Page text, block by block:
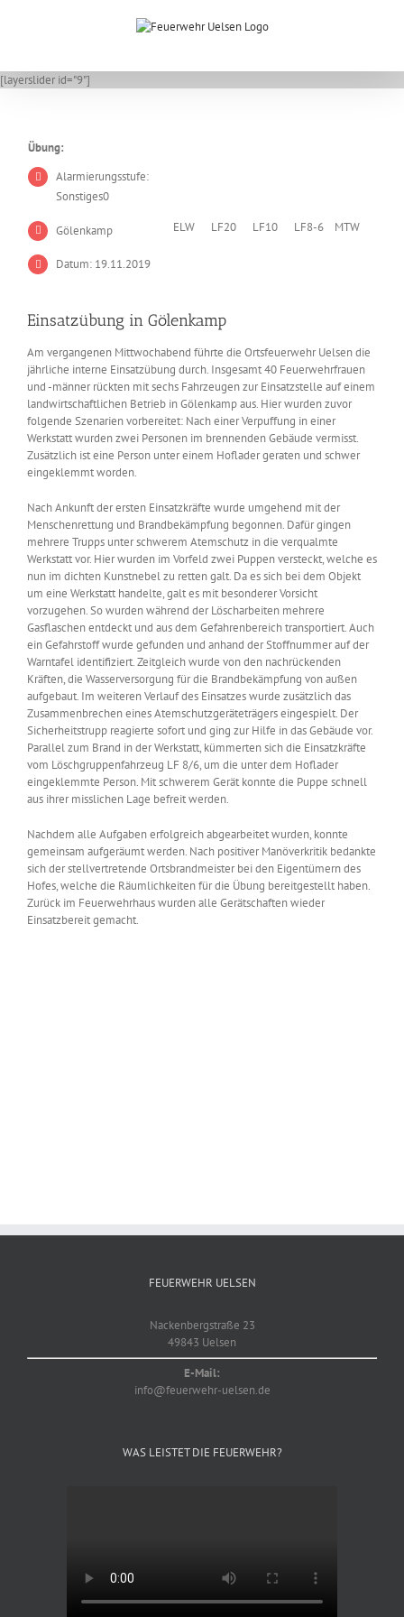
[layerslider id="9"]
Übung:
Alarmierungsstufe:
Sonstiges0
Gölenkamp
Datum: 19.11.2019
ELW LF20 LF10 LF8-6 MTW
Einsatzübung in Gölenkamp
Am vergangenen Mittwochabend führte die Ortsfeuerwehr Uelsen die
jährliche interne Einsatzübung durch. Insgesamt 40 Feuerwehrfrauen
und -männer rückten mit sechs Fahrzeugen zur Einsatzstelle auf einem
landwirtschaftlichen Betrieb in Gölenkamp aus. Hier wurden zuvor
folgende Szenarien vorbereitet: Nach einer Verpuffung in einer
Werkstatt wurden zwei Personen im brennenden Gebäude vermisst.
Zusätzlich ist eine Person unter einem Hoflader geraten und schwer
eingeklemmt worden.
Nach Ankunft der ersten Einsatzkräfte wurde umgehend mit der
Menschenrettung und Brandbekämpfung begonnen. Dafür gingen
mehrere Trupps unter schwerem Atemschutz in die verqualmte
Werkstatt vor. Hier wurden im Vorfeld zwei Puppen versteckt, welche es
nun im dichten Kunstnebel zu retten galt. Da es sich bei dem Objekt
um eine Werkstatt handelte, galt es mit besonderer Vorsicht
vorzugehen. So wurden während der Löscharbeiten mehrere
Gasflaschen entdeckt und aus dem Gefahrenbereich transportiert. Auch
ein Gefahrstoff wurde gefunden und anhand der Stoffnummer auf der
Warntafel identifiziert. Zeitgleich wurde von den nachrückenden
Kräften, die Wasserversorgung für die Brandbekämpfung von außen
aufgebaut. Im weiteren Verlauf des Einsatzes wurde zusätzlich das
Zusammenbrechen eines Atemschutzgeräteträgers eingespielt. Der
Sicherheitstrupp reagierte sofort und ging zur Hilfe in das Gebäude vor.
Parallel zum Brand in der Werkstatt, kümmerten sich die Einsatzkräfte
vom Löschgruppenfahrzeug LF 8/6, um die unter dem Hoflader
eingeklemmte Person. Mit schwerem Gerät konnte die Puppe schnell
aus ihrer misslichen Lage befreit werden.
Nachdem alle Aufgaben erfolgreich abgearbeitet wurden, konnte
gemeinsam aufgeräumt werden. Nach positiver Manöverkritik bedankte
sich der stellvertretende Ortsbrandmeister bei den Eigentümern des
Hofes, welche die Räumlichkeiten für die Übung bereitgestellt haben.
Zurück im Feuerwehrhaus wurden alle Gerätschaften wieder
Einsatzbereit gemacht.
FEUERWEHR UELSEN
Nackenbergstraße 23
49843 Uelsen
E-Mail:
info@feuerwehr-uelsen.de
WAS LEISTET DIE FEUERWEHR?